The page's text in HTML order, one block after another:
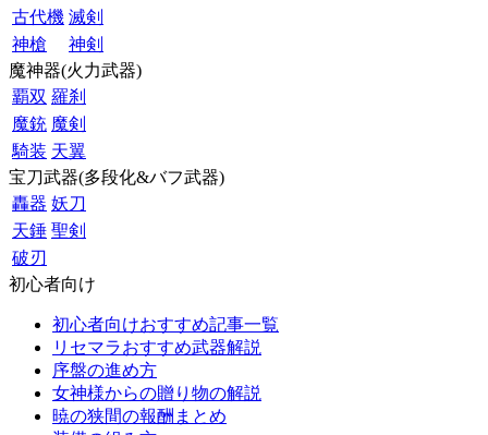
古代機 滅剣
神槍
神剣
魔神器(火力武器)
覇双 羅刹
魔銃 魔剣
騎装 天翼
宝刀武器(多段化&バフ武器)
轟器 妖刀
天錘 聖剣
破刃
初心者向け
初心者向けおすすめ記事一覧
リセマラおすすめ武器解説
序盤の進め方
女神様からの贈り物の解説
暁の狭間の報酬まとめ